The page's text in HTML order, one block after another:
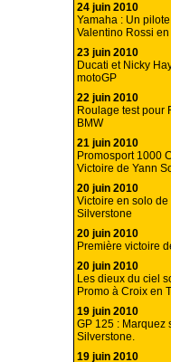
24 juin 2010
Yamaha : Un
Valentino Rossi
23 juin 2010
Ducati et Nicky
motoGP
22 juin 2010
Roulage test pour
BMW
21 juin 2010
Promosport 1000
Victoire de Yann
20 juin 2010
Victoire en solo
Silverstone
20 juin 2010
Première victoire
20 juin 2010
Les dieux du ciel
Promo à Croix en
19 juin 2010
GP 125 : Marquez
Silverstone.
19 juin 2010